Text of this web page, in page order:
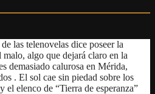
las telenovelas dice poseer la
algo que dejará claro en la
demasiado calurosa en Mérida,
. El sol cae sin piedad sobre los
el elenco de “Tierra de esperanza”